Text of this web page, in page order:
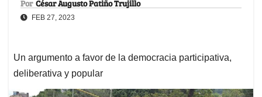
Por César Augusto Patiño Trujillo
FEB 27, 2023
Un argumento a favor de la democracia participativa,
deliberativa y popular